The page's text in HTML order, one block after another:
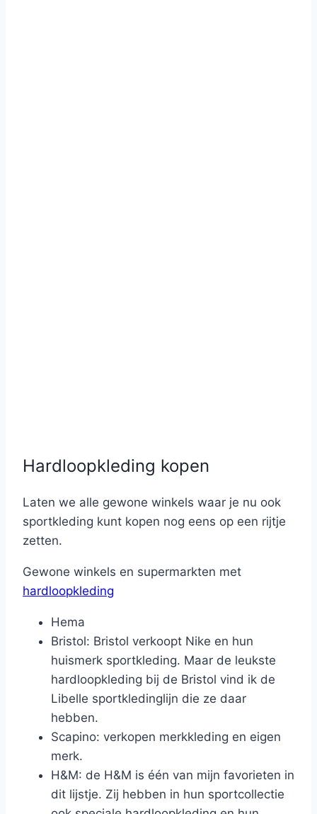
Hardloopkleding kopen
Laten we alle gewone winkels waar je nu ook
sportkleding kunt kopen nog eens op een rijtje
zetten.
Gewone winkels en supermarkten met
hardloopkleding
Hema
Bristol: Bristol verkoopt Nike en hun
huismerk sportkleding. Maar de leukste
hardloopkleding bij de Bristol vind ik de
Libelle sportkledinglijn die ze daar
hebben.
Scapino: verkopen merkkleding en eigen
merk.
H&M: de H&M is één van mijn favorieten in
dit lijstje. Zij hebben in hun sportcollectie